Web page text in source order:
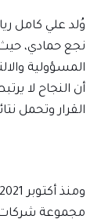
نجع حمادي،
المسؤولية
أن النجاح لا
القرار وتحمل
مجموعة شركات